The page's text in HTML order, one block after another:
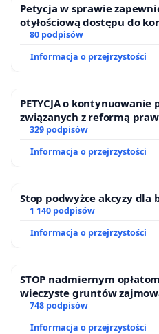
Petycja w sprawie
otyłościową dostępu do
oraz programów
80 podpisów
Informacja o przejrzystości
PETYCJA o
związanych z reformą
329 podpisów
Informacja o przejrzystości
Stop podwyżce akcyzy dla
1 140 podpisów
Informacja o przejrzystości
STOP nadmiernym
wieczyste gruntów
ogrody działkowe.
748 podpisów
Informacja o przejrzystości